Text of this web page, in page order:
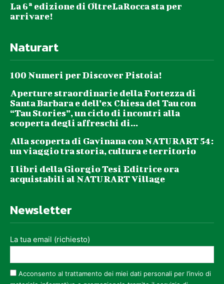
La 6ª edizione di OltreLaRocca sta per
arrivare!
Naturart
100 Numeri per Discover Pistoia!
Aperture straordinarie della Fortezza di
Santa Barbara e dell’ex Chiesa del Tau con
“Tau Stories”, un ciclo di incontri alla
scoperta degli affreschi di...
Alla scoperta di Gavinana con NATURART 54:
un viaggio tra storia, cultura e territorio
I libri della Giorgio Tesi Editrice ora
acquistabili al NATURART Village
Newsletter
La tua email (richiesto)
Acconsento al trattamento dei miei dati personali per l’invio di